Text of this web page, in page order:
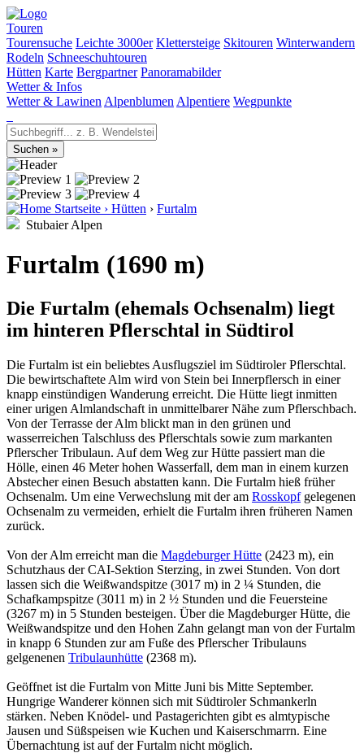
Touren
Tourensuche Leichte 3000er Klettersteige Skitouren Winterwandern
Rodeln Schneeschuhtouren
Hütten Karte Bergpartner Panoramabilder
Wetter & Infos
Wetter & Lawinen Alpenblumen Alpentiere Wegpunkte
Startseite › Hütten › Furtalm
Stubaier Alpen
Furtalm (1690 m)
Die Furtalm (ehemals Ochsenalm) liegt
im hinteren Pflerschtal in Südtirol
Die Furtalm ist ein beliebtes Ausflugsziel im Südtiroler Pflerschtal.
Die bewirtschaftete Alm wird von Stein bei Innerpflersch in einer
knapp einstündigen Wanderung erreicht. Die Hütte liegt inmitten
einer urigen Almlandschaft in unmittelbarer Nähe zum Pflerschbach.
Von der Terrasse der Alm blickt man in den grünen und
wasserreichen Talschluss des Pflerschtals sowie zum markanten
Pflerscher Tribulaun. Auf dem Weg zur Hütte passiert man die
Hölle, einen 46 Meter hohen Wasserfall, dem man in einem kurzen
Abstecher einen Besuch abstatten kann. Die Furtalm hieß früher
Ochsenalm. Um eine Verwechslung mit der am Rosskopfgelegenen
Ochsenalm zu vermeiden, erhielt die Furtalm ihren früheren Namen
zurück.
Von der Alm erreicht man die Magdeburger Hütte (2423 m), ein
Schutzhaus der CAI-Sektion Sterzing, in zwei Stunden. Von dort
lassen sich die Weißwandspitze (3017 m) in 2 ¼ Stunden, die
Schafkampspitze (3011 m) in 2 ½ Stunden und die Feuersteine
(3267 m) in 5 Stunden besteigen. Über die Magdeburger Hütte, die
Weißwandspitze und den Hohen Zahn gelangt man von der Furtalm
in knapp 6 Stunden zur am Fuße des Pflerscher Tribulauns
gelgenenen Tribulaunhütte (2368 m).
Geöffnet ist die Furtalm von Mitte Juni bis Mitte September.
Hungrige Wanderer können sich mit Südtiroler Schmankerln
stärken. Neben Knödel- und Pastagerichten gibt es almtypische
Jausen und Süßspeisen wie Kuchen und Kaiserschmarrn. Eine
Übernachtung ist auf der Furtalm nicht möglich.